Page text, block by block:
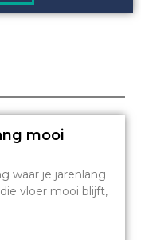
mooi
waar je jarenlang
vloer mooi blijft,